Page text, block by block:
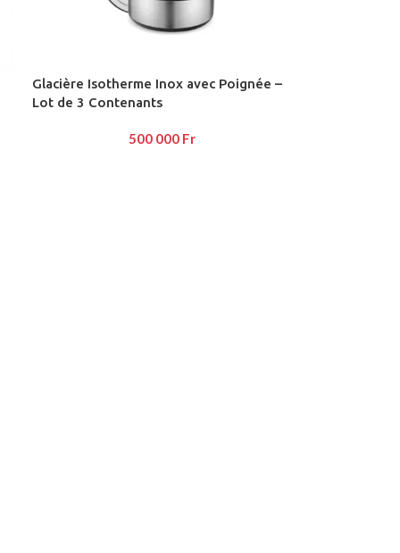
Advanced Variable products
Glacière Isotherme Inox avec Poignée –
Lot de 3 Contenants
500 000 Fr